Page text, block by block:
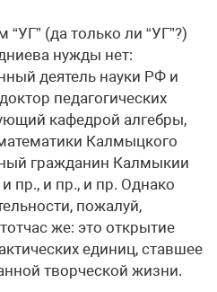
“УГ” (да только ли “УГ”?)
нужды нет:
деятель науки РФ и
педагогических
кафедрой алгебры,
Калмыцкого
гражданин Калмыкии
пр., и пр., и пр. Однако
пожалуй,
же: это открытие
единиц, ставшее
творческой жизни.